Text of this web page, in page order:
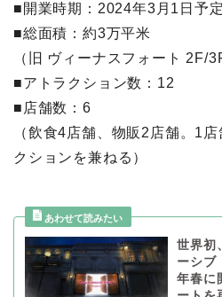
■開業時期：2024年3月1日予定
■総面積：約3万平米
（旧 ヴィーナスフォート 2F/
■アトラクション数：12
■店舗数：6
（飲食4店舗、物販2店舗。1
クションを兼ねる）
世界初
ーシブ
年春に